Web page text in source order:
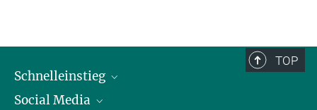
TOP
Schnelleinstieg
Alumni
Social Media